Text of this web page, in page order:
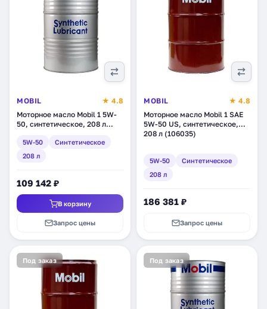
MOBIL
★ 4.8
Моторное масло Mobil 1 5W-
50, синтетическое, 208 л
5W-50
Синтетическое
208 л
109 142 ₽
В корзину
Запрос цены
MOBIL
★ 4.8
Моторное масло Mobil 1 SAE
5W-50 US, синтетическое,
208 л (106035)
5W-50
Синтетическое
208 л
186 381 ₽
Запрос цены
Под заказ Под заказ